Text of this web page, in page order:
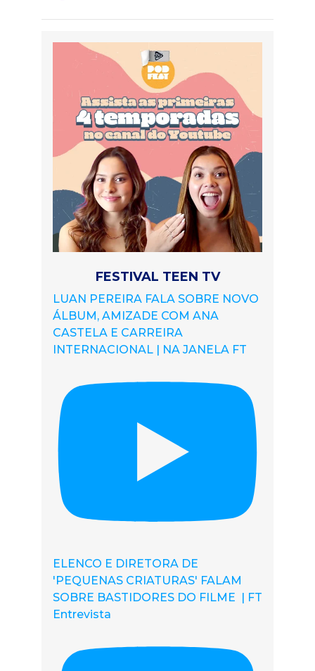
FESTIVAL TEEN TV
LUAN PEREIRA FALA SOBRE NOVO
ÁLBUM, AMIZADE COM ANA
CASTELA E CARREIRA
INTERNACIONAL | NA JANELA FT
ELENCO E DIRETORA DE
'PEQUENAS CRIATURAS' FALAM
SOBRE BASTIDORES DO FILME | FT
Entrevista